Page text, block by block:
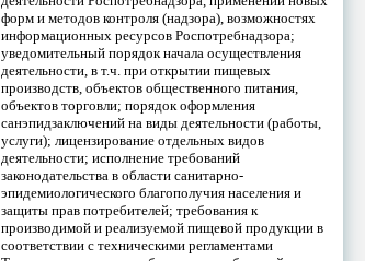
форм и методов контроля (надзора), возможностях
информационных ресурсов Роспотребнадзора;
уведомительный порядок начала осуществления
деятельности, в т.ч. при открытии пищевых
производств, объектов общественного питания,
объектов торговли; порядок оформления
санэпидзаключений на виды деятельности (работы,
услуги); лицензирование отдельных видов
деятельности; исполнение требований
законодательства в области санитарно-
эпидемиологического благополучия населения и
защиты прав потребителей; требования к
производимой и реализуемой пищевой продукции в
соответствии с техническими регламентами